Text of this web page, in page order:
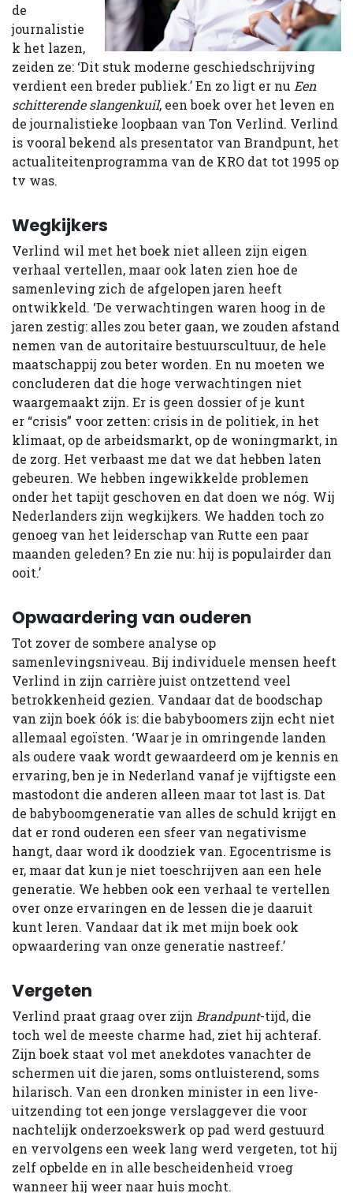
de
journalistie
k het lazen,
zeiden ze: ‘Dit stuk moderne geschiedschrijving
verdient een breder publiek.’ En zo ligt er nu Een
schitterende slangenkuil, een boek over het leven en
de journalistieke loopbaan van Ton Verlind. Verlind
is vooral bekend als presentator van Brandpunt, het
actualiteitenprogramma van de KRO dat tot 1995 op
tv was.
Wegkijkers
Verlind wil met het boek niet alleen zijn eigen
verhaal vertellen, maar ook laten zien hoe de
samenleving zich de afgelopen jaren heeft
ontwikkeld. ‘De verwachtingen waren hoog in de
jaren zestig: alles zou beter gaan, we zouden afstand
nemen van de autoritaire bestuurscultuur, de hele
maatschappij zou beter worden. En nu moeten we
concluderen dat die hoge verwachtingen niet
waargemaakt zijn. Er is geen dossier of je kunt
er “crisis” voor zetten: crisis in de politiek, in het
klimaat, op de arbeidsmarkt, op de woningmarkt, in
de zorg. Het verbaast me dat we dat hebben laten
gebeuren. We hebben ingewikkelde problemen
onder het tapijt geschoven en dat doen we nóg. Wij
Nederlanders zijn wegkijkers. We hadden toch zo
genoeg van het leiderschap van Rutte een paar
maanden geleden? En zie nu: hij is populairder dan
ooit.’
Opwaardering van ouderen
Tot zover de sombere analyse op
samenlevingsniveau. Bij individuele mensen heeft
Verlind in zijn carrière juist ontzettend veel
betrokkenheid gezien. Vandaar dat de boodschap
van zijn boek óók is: die babyboomers zijn echt niet
allemaal egoïsten. ‘Waar je in omringende landen
als oudere vaak wordt gewaardeerd om je kennis en
ervaring, ben je in Nederland vanaf je vijftigste een
mastodont die anderen alleen maar tot last is. Dat
de babyboomgeneratie van alles de schuld krijgt en
dat er rond ouderen een sfeer van negativisme
hangt, daar word ik doodziek van. Egocentrisme is
er, maar dat kun je niet toeschrijven aan een hele
generatie. We hebben ook een verhaal te vertellen
over onze ervaringen en de lessen die je daaruit
kunt leren. Vandaar dat ik met mijn boek ook
opwaardering van onze generatie nastreef.’
Vergeten
Verlind praat graag over zijn Brandpunt-tijd, die
toch wel de meeste charme had, ziet hij achteraf.
Zijn boek staat vol met anekdotes vanachter de
schermen uit die jaren, soms ontluisterend, soms
hilarisch. Van een dronken minister in een live-
uitzending tot een jonge verslaggever die voor
nachtelijk onderzoekswerk op pad werd gestuurd
en vervolgens een week lang werd vergeten, tot hij
zelf opbelde en in alle bescheidenheid vroeg
wanneer hij weer naar huis mocht.